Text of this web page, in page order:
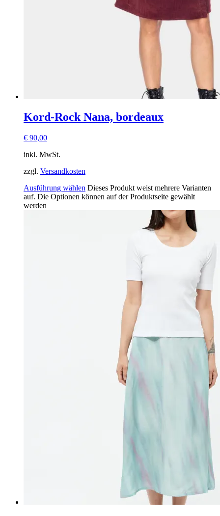
Kord-Rock Nana, bordeaux
€ 90,00
inkl. MwSt.
zzgl. Versandkosten
Ausführung wählen Dieses Produkt weist mehrere Varianten
auf. Die Optionen können auf der Produktseite gewählt
werden